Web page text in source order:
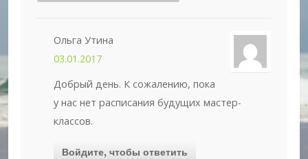
Ольга Утина
03.01.2017
Добрый день. К сожалению, пока
у нас нет расписания будущих мастер-
классов.
Войдите, чтобы ответить